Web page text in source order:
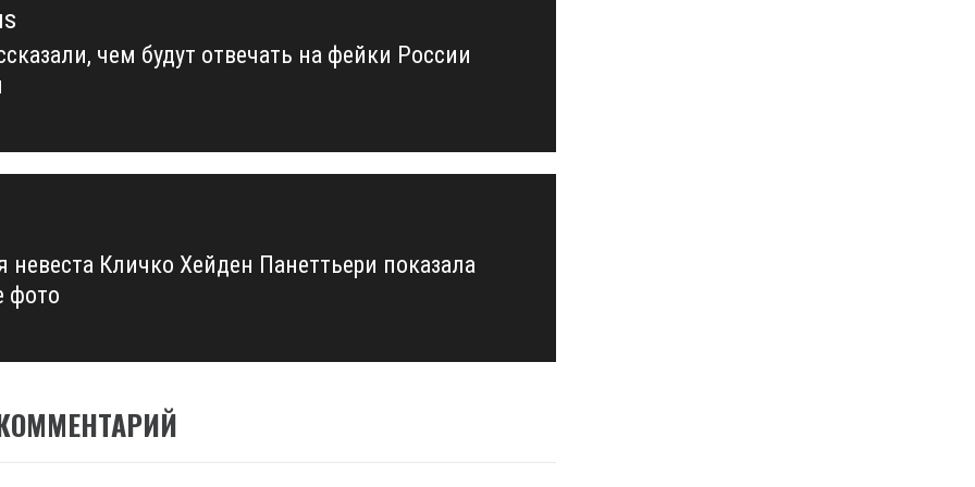
чем будут отвечать на фейки России
Кличко Хейден Панеттьери показала
фото